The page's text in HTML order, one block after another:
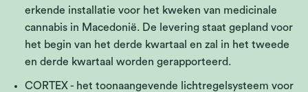
erkende installatie voor het kweken van medicinale
cannabis in Macedonië. De levering staat gepland voor
het begin van het derde kwartaal en zal in het tweede
en derde kwartaal worden gerapporteerd.
CORTEX - het toonaangevende lichtregelsysteem voor